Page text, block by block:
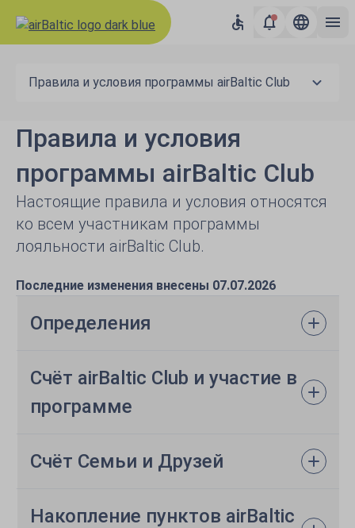
Правила и условия программы airBaltic Club
Правила и условия
программы airBaltic Club
Настоящие правила и условия относятся
ко всем участникам программы
лояльности airBaltic Club.
Последние изменения внесены 07.07.2026
Определения
Счёт airBaltic Club и участие в
программе
Счёт Семьи и Друзей
Накопление пунктов airBaltic